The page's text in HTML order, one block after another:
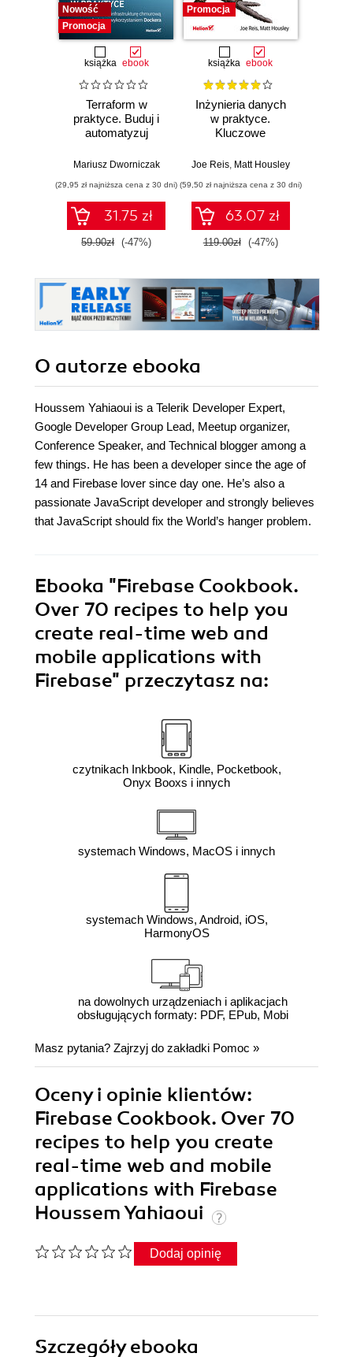
Nowość
Promocja
książka ebook
Terraform w
praktyce. Buduj i
automatyzuj
chmurową oraz
wykorzystaniem
Dockera
Mariusz Dworniczak
(29,95 zł najniższa cena z 30 dni)
31.75 zł
59.90zł (-47%)
Promocja
książka ebook
Inżynieria danych
w praktyce.
Kluczowe
najlepsze
Joe Reis, Matt Housley
(59,50 zł najniższa cena z 30 dni)
63.07 zł
119.00zł (-47%)
O autorze ebooka
Houssem Yahiaoui is a Telerik Developer Expert,
Google Developer Group Lead, Meetup organizer,
Conference Speaker, and Technical blogger among a
few things. He has been a developer since the age of
14 and Firebase lover since day one. He’s also a
passionate JavaScript developer and strongly believes
that JavaScript should fix the World’s hanger problem.
Ebooka "Firebase Cookbook.
Over 70 recipes to help you
create real-time web and
mobile applications with
Firebase" przeczytasz na:
czytnikach Inkbook, Kindle, Pocketbook,
Onyx Booxs i innych
systemach Windows, MacOS i innych
systemach Windows, Android, iOS,
HarmonyOS
na dowolnych urządzeniach i aplikacjach
obsługujących formaty: PDF, EPub, Mobi
Masz pytania? Zajrzyj do zakładki Pomoc »
Oceny i opinie klientów:
Firebase Cookbook. Over 70
recipes to help you create
real-time web and mobile
applications with Firebase
Houssem Yahiaoui
Dodaj opinię
Szczegółyebooka